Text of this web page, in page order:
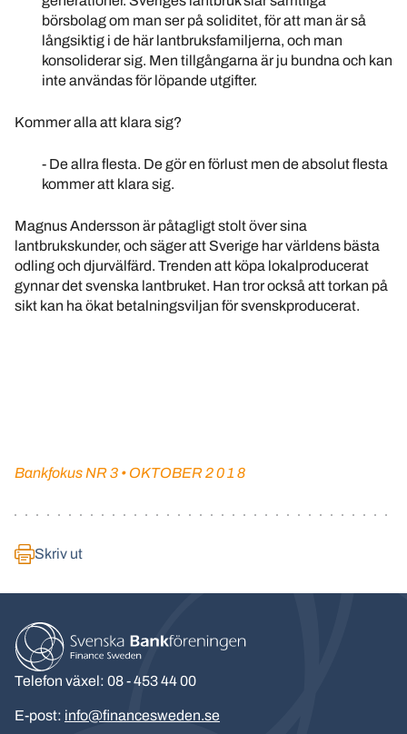
börsbolag om man ser på soliditet, för att man är så
långsiktig i de här lantbruksfamiljerna, och man
konsoliderar sig. Men tillgångarna är ju bundna och kan
inte användas för löpande utgifter.
Kommer alla att klara sig?
- De allra flesta. De gör en förlust men de absolut flesta
kommer att klara sig.
Magnus Andersson är påtagligt stolt över sina
lantbrukskunder, och säger att Sverige har världens bästa
odling och djurvälfärd. Trenden att köpa lokalproducerat
gynnar det svenska lantbruket. Han tror också att torkan på
sikt kan ha ökat betalningsviljan för svenskproducerat.
Bankfokus NR 3 • OKTOBER 2 0 1 8
Skriv ut
Telefon växel: 08 - 453 44 00
E-post: info@financesweden.se